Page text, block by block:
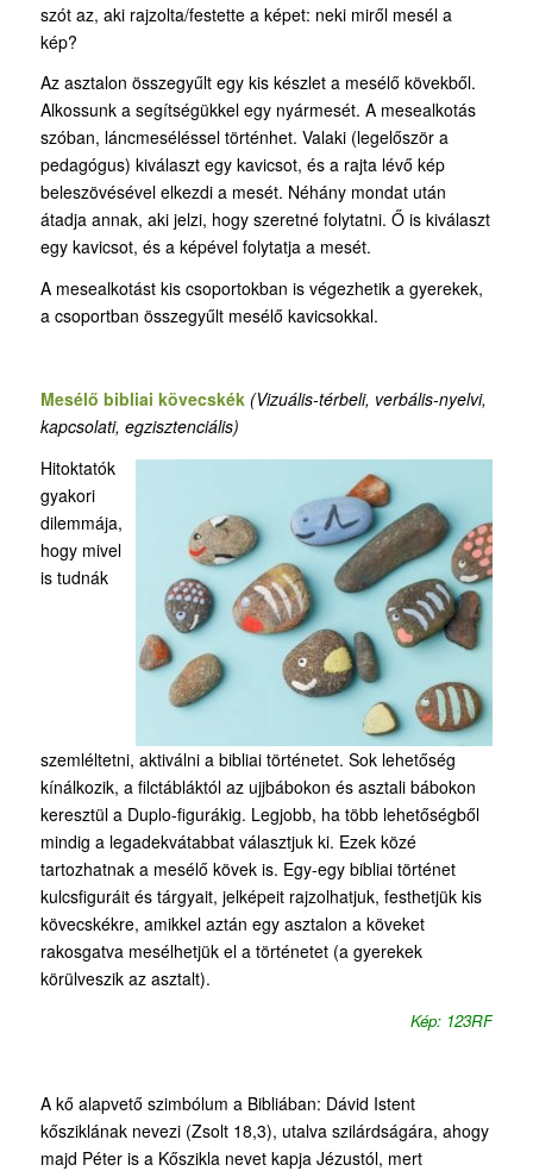
szót az, aki rajzolta/festette a képet: neki miről mesél a
kép?
Az asztalon összegyűlt egy kis készlet a mesélő kövekből.
Alkossunk a segítségükkel egy nyármesét. A mesealkotás
szóban, láncmeséléssel történhet. Valaki (legelőször a
pedagógus) kiválaszt egy kavicsot, és a rajta lévő kép
beleszövésével elkezdi a mesét. Néhány mondat után
átadja annak, aki jelzi, hogy szeretné folytatni. Ő is kiválaszt
egy kavicsot, és a képével folytatja a mesét.
A mesealkotást kis csoportokban is végezhetik a gyerekek,
a csoportban összegyűlt mesélő kavicsokkal.
Mesélő bibliai kövecskék (Vizuális-térbeli, verbális-nyelvi,
kapcsolati, egzisztenciális)
Hitoktatók
gyakori
dilemmája,
hogy mivel
is tudnák
szemléltetni, aktiválni a bibliai történetet. Sok lehetőség
kínálkozik, a filctábláktól az ujjbábokon és asztali bábokon
keresztül a Duplo-figurákig. Legjobb, ha több lehetőségből
mindig a legadekvátabbat választjuk ki. Ezek közé
tartozhatnak a mesélő kövek is. Egy-egy bibliai történet
kulcsfiguráit és tárgyait, jelképeit rajzolhatjuk, festhetjük kis
kövecskékre, amikkel aztán egy asztalon a köveket
rakosgatva mesélhetjük el a történetet (a gyerekek
körülveszik az asztalt).
Kép: 123RF
A kő alapvető szimbólum a Bibliában: Dávid Istent
kősziklának nevezi (Zsolt 18,3), utalva szilárdságára, ahogy
majd Péter is a Kőszikla nevet kapja Jézustól, mert